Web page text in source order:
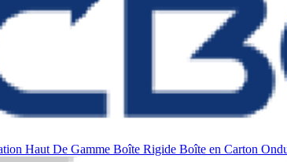
Haut De Gamme Boîte Rigide Boîte en Carton